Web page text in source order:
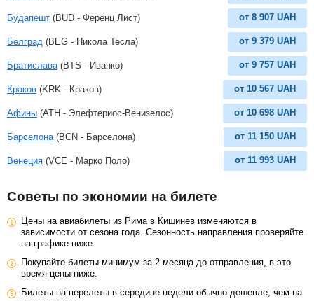
Будапешт (BUD - Ференц Лист) от 8 907 UAH
Белград (BEG - Никола Тесла) от 9 379 UAH
Братислава (BTS - Иванко) от 9 757 UAH
Краков (KRK - Краков) от 10 567 UAH
Афины (ATH - Элефтериос-Венизелос) от 10 698 UAH
Барселона (BCN - Барселона) от 11 150 UAH
Венеция (VCE - Марко Поло) от 11 993 UAH
Советы по экономии на билете
Цены на авиабилеты из Рима в Кишинев изменяются в
зависимости от сезона года. Сезонность направления проверяйте
на графике ниже.
Покупайте билеты минимум за 2 месяца до отправления, в это
время цены ниже.
Билеты на перелеты в середине недели обычно дешевле, чем на